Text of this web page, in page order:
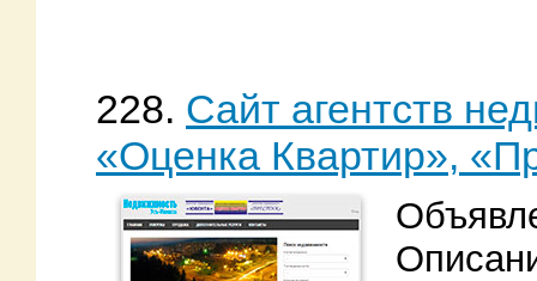
228. Сайт агентств
«Оценка Квартир»,